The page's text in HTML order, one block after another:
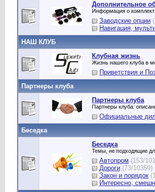
Дополнительное
Информация о
Заводские опции
Навигация,
НАШ КЛУБ
Клубная жизнь
Жизнь нашего клуба в
Приветствия и
Партнеры клуба
Партнеры клуба
Партнеры клуба:
Официальные
Беседка
Беседка
Темы, не подходящие
Автопром (153/
Дороги (73/10359)
Закон и порядок
Интересно,